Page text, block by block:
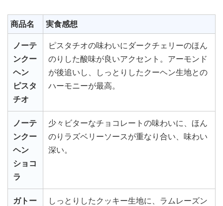
商品名 実食感想
ノーテ
ンクー
ヘン
ピスタ
チオ
ピスタチオの味わいにダークチェリーのほん
のりした酸味が良いアクセント。アーモンド
が後追いし、しっとりしたクーヘン生地との
ハーモニーが最高。
ノーテ
ンクー
ヘン
ショコ
ラ
少々ビターなチョコレートの味わいに、ほん
のりラズベリーソースが重なり合い、味わい
深い。
ガトー
しっとりしたクッキー生地に、ラムレーズン